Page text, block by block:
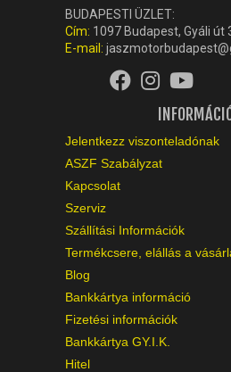
BUDAPESTI ÜZLET:
Cím: 1097 Budapest, Gyáli út
E-mail:
Jelentkezz viszonteladónak
ASZF Szabályzat
Kapcsolat
Szerviz
Szállítási Információk
Termékcsere, elállás a
Blog
Bankkártya információ
Fizetési információk
Bankkártya GY.I.K.
Hitel